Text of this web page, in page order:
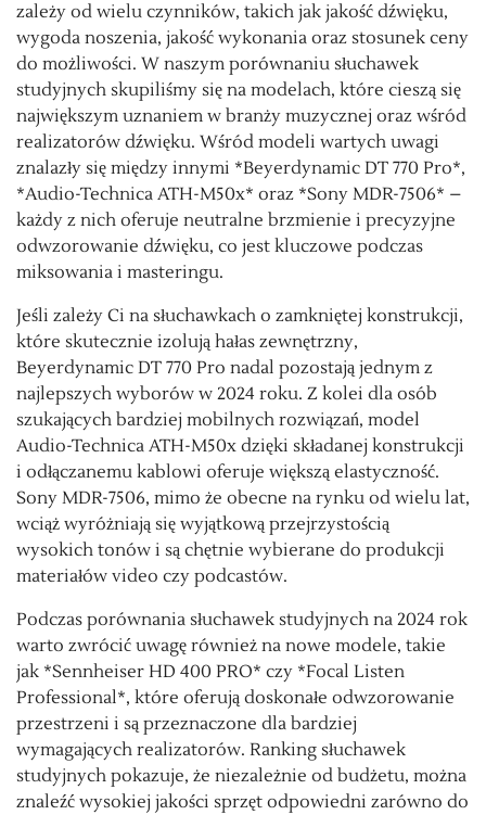
zależy od wielu czynników, takich jak jakość dźwięku,
wygoda noszenia, jakość wykonania oraz stosunek ceny
do możliwości. W naszym porównaniu słuchawek
studyjnych skupiliśmy się na modelach, które cieszą się
największym uznaniem w branży muzycznej oraz wśród
realizatorów dźwięku. Wśród modeli wartych uwagi
znalazły się między innymi *Beyerdynamic DT 770 Pro*,
*Audio-Technica ATH-M50x* oraz *Sony MDR-7506* –
każdy z nich oferuje neutralne brzmienie i precyzyjne
odwzorowanie dźwięku, co jest kluczowe podczas
miksowania i masteringu.
Jeśli zależy Ci na słuchawkach o zamkniętej konstrukcji,
które skutecznie izolują hałas zewnętrzny,
Beyerdynamic DT 770 Pro nadal pozostają jednym z
najlepszych wyborów w 2024 roku. Z kolei dla osób
szukających bardziej mobilnych rozwiązań, model
Audio-Technica ATH-M50x dzięki składanej konstrukcji
i odłączanemu kablowi oferuje większą elastyczność.
Sony MDR-7506, mimo że obecne na rynku od wielu lat,
wciąż wyróżniają się wyjątkową przejrzystością
wysokich tonów i są chętnie wybierane do produkcji
materiałów video czy podcastów.
Podczas porównania słuchawek studyjnych na 2024 rok
warto zwrócić uwagę również na nowe modele, takie
jak *Sennheiser HD 400 PRO* czy *Focal Listen
Professional*, które oferują doskonałe odwzorowanie
przestrzeni i są przeznaczone dla bardziej
wymagających realizatorów. Ranking słuchawek
studyjnych pokazuje, że niezależnie od budżetu, można
znaleźć wysokiej jakości sprzęt odpowiedni zarówno do